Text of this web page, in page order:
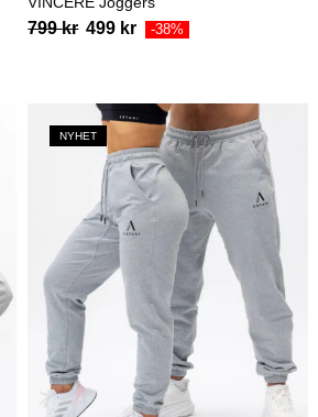
799kr 499 kr -38%
NYHET